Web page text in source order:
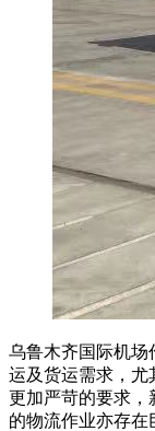
乌鲁木齐国际机场
运及货运需求，尤
更加严苛的要求，
的物流作业亦存